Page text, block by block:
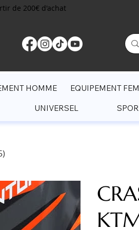
de 200€ d'achat
HOMME EQUIPEMENT
UNIVERSEL